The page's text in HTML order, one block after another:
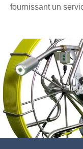
fournissant un